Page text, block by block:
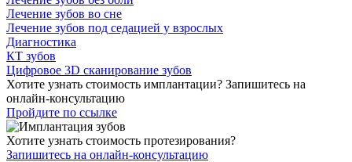
Лечение зубов во сне
Лечение зубов под седацией у взрослых
Диагностика
КТ зубов
Цифровое 3D сканирование зубов
Хотите узнать стоимость имплантации? Запишитесь на
онлайн-консультацию
Пройдите по ссылке
Хотите узнать стоимость протезирования?
Запишитесь на онлайн-консультацию